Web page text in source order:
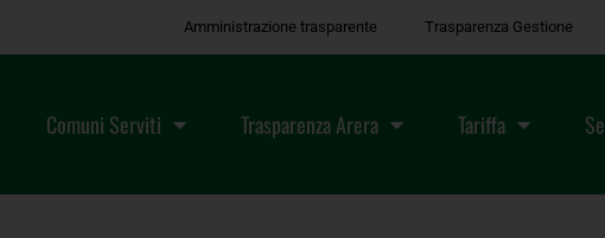
Amministrazione trasparente Trasparenza Gestione
Comuni Serviti Trasparenza Arera Tariffa